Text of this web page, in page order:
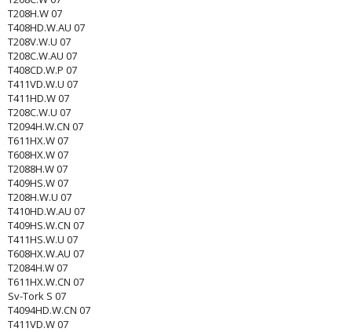
T208H.W 07
T408HD.W.AU 07
T208V.W.U 07
T208C.W.AU 07
T408CD.W.P 07
T411VD.W.U 07
T411HD.W 07
T208C.W.U 07
T2094H.W.CN 07
T611HX.W 07
T608HX.W 07
T2088H.W 07
T409HS.W 07
T208H.W.U 07
T410HD.W.AU 07
T409HS.W.CN 07
T411HS.W.U 07
T608HX.W.AU 07
T2084H.W 07
T611HX.W.CN 07
Sv-Tork S 07
T4094HD.W.CN 07
T411VD.W 07